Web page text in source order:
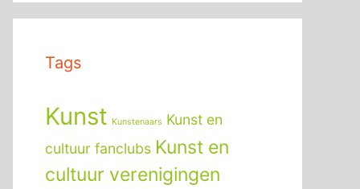
Tags
Kunst Kunstenaars Kunst en
cultuur fanclubs Kunst en
cultuur verenigingen